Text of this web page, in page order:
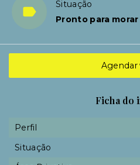
Situação
Pronto para morar
Agendar
Ficha do
Perfil
Situação